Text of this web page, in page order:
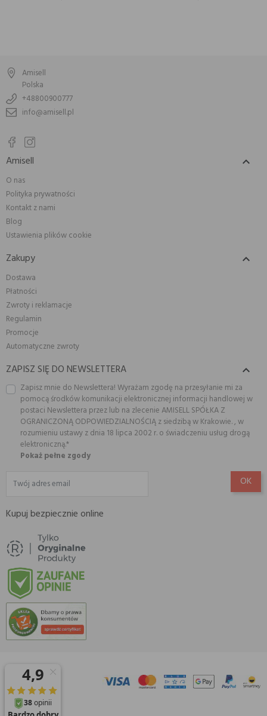
Amisell
Polska
+48800900777
info@amisell.pl
Amisell 
O nas
Polityka prywatności
Kontakt z nami
Blog
Ustawienia plików cookie
Zakupy 
Dostawa
Płatności
Zwroty i reklamacje
Regulamin
Promocje
Automatyczne zwroty
ZAPISZ SIĘ DO NEWSLETTERA 
Zapisz mnie do Newslettera! Wyrażam zgodę na przesyłanie mi za
pomocą środków komunikacji elektronicznej informacji handlowej w
postaci Newslettera przez lub na zlecenie AMISELL SPÓŁKA Z
OGRANICZONĄ ODPOWIEDZIALNOŚCIĄ z siedzibą w Krakowie. , w
rozumieniu ustawy z dnia 18 lipca 2002 r. o świadczeniu usług drogą
elektroniczną.*
Pokaż pełne zgody
Kupuj bezpiecznie online
© 2026 Amisell